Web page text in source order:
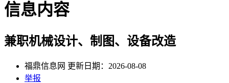
信息内容
兼职机械设计、制图、设备改造
福鼎信息网 更新日期：2026-08-08
举报